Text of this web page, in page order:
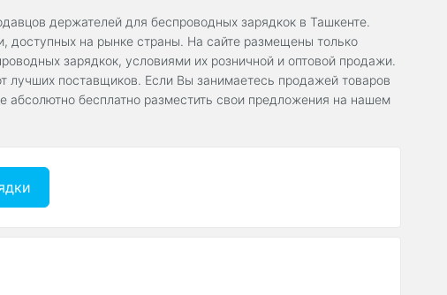
держателей для беспроводных зарядкок в Ташкенте.
доступных на рынке страны. На сайте размещены только
зарядкок, условиями их розничной и оптовой продажи.
лучших поставщиков. Если Вы занимаетесь продажей товаров
абсолютно бесплатно разместить свои предложения на нашем